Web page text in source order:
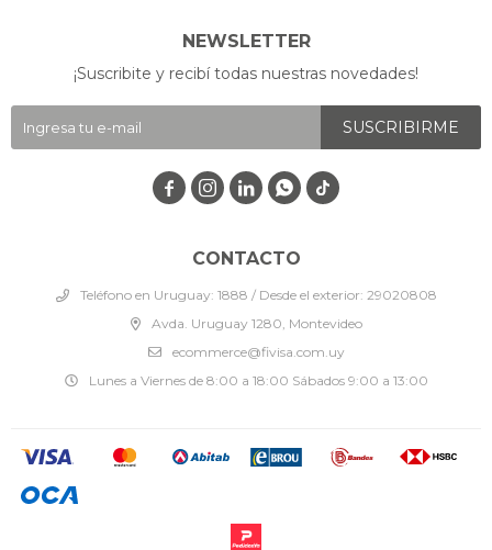
CONTACTO
Teléfono en Uruguay: 1888 / Desde el exterior: 29020808
Avda. Uruguay 1280, Montevideo
ecommerce@fivisa.com.uy
Lunes a Viernes de 8:00 a 18:00 Sábados 9:00 a 13:00
NEWSLETTER
¡Suscribite y recibí todas nuestras novedades!
SUSCRIBIRME
   